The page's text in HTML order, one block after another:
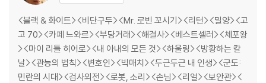
<블랙 & 화이트><비단구두><Mr. 로빈 꼬시기><리턴><밀양><고
고 70><카페 느와르><부당거래><해결사><베스트셀러><체포왕
><마이 리틀 히어로><내 아내의 모든 것><하울링><방황하는 칼
날><관능의 법칙><변호인><빅매치><두근두근 내 인생><군도:
민란의 시대><검사외전><로봇, 소리><손님><리얼><보안관><